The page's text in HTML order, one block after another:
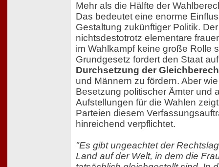
Mehr als die Hälfte der
Das bedeutet eine enorme
Gestaltung zukünftiger Politik.
nichtsdestotrotz elementare
im Wahlkampf keine große Rolle
Grundgesetz fordert den Staat
Durchsetzung der
und Männern zu fördern. Aber
Besetzung politischer Ämter und
Aufstellungen für die Wahlen
Parteien diesem
hinreichend verpflichtet.
"Es gibt ungeachtet der
Land auf der Welt, in dem die